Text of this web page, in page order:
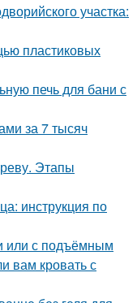
участка:
пластиковых
печь для бани с
за 7 тысяч
Этапы
инструкция по
или с подъёмным
вам кровать с